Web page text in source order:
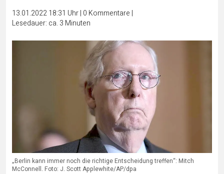
13.01.2022 18:31 Uhr| 0 Kommentare |
Lesedauer: ca. 3 Minuten
„Berlin kann immer noch die richtige Entscheidung treffen“: Mitch
McConnell. Foto: J. Scott Applewhite/AP/dpa